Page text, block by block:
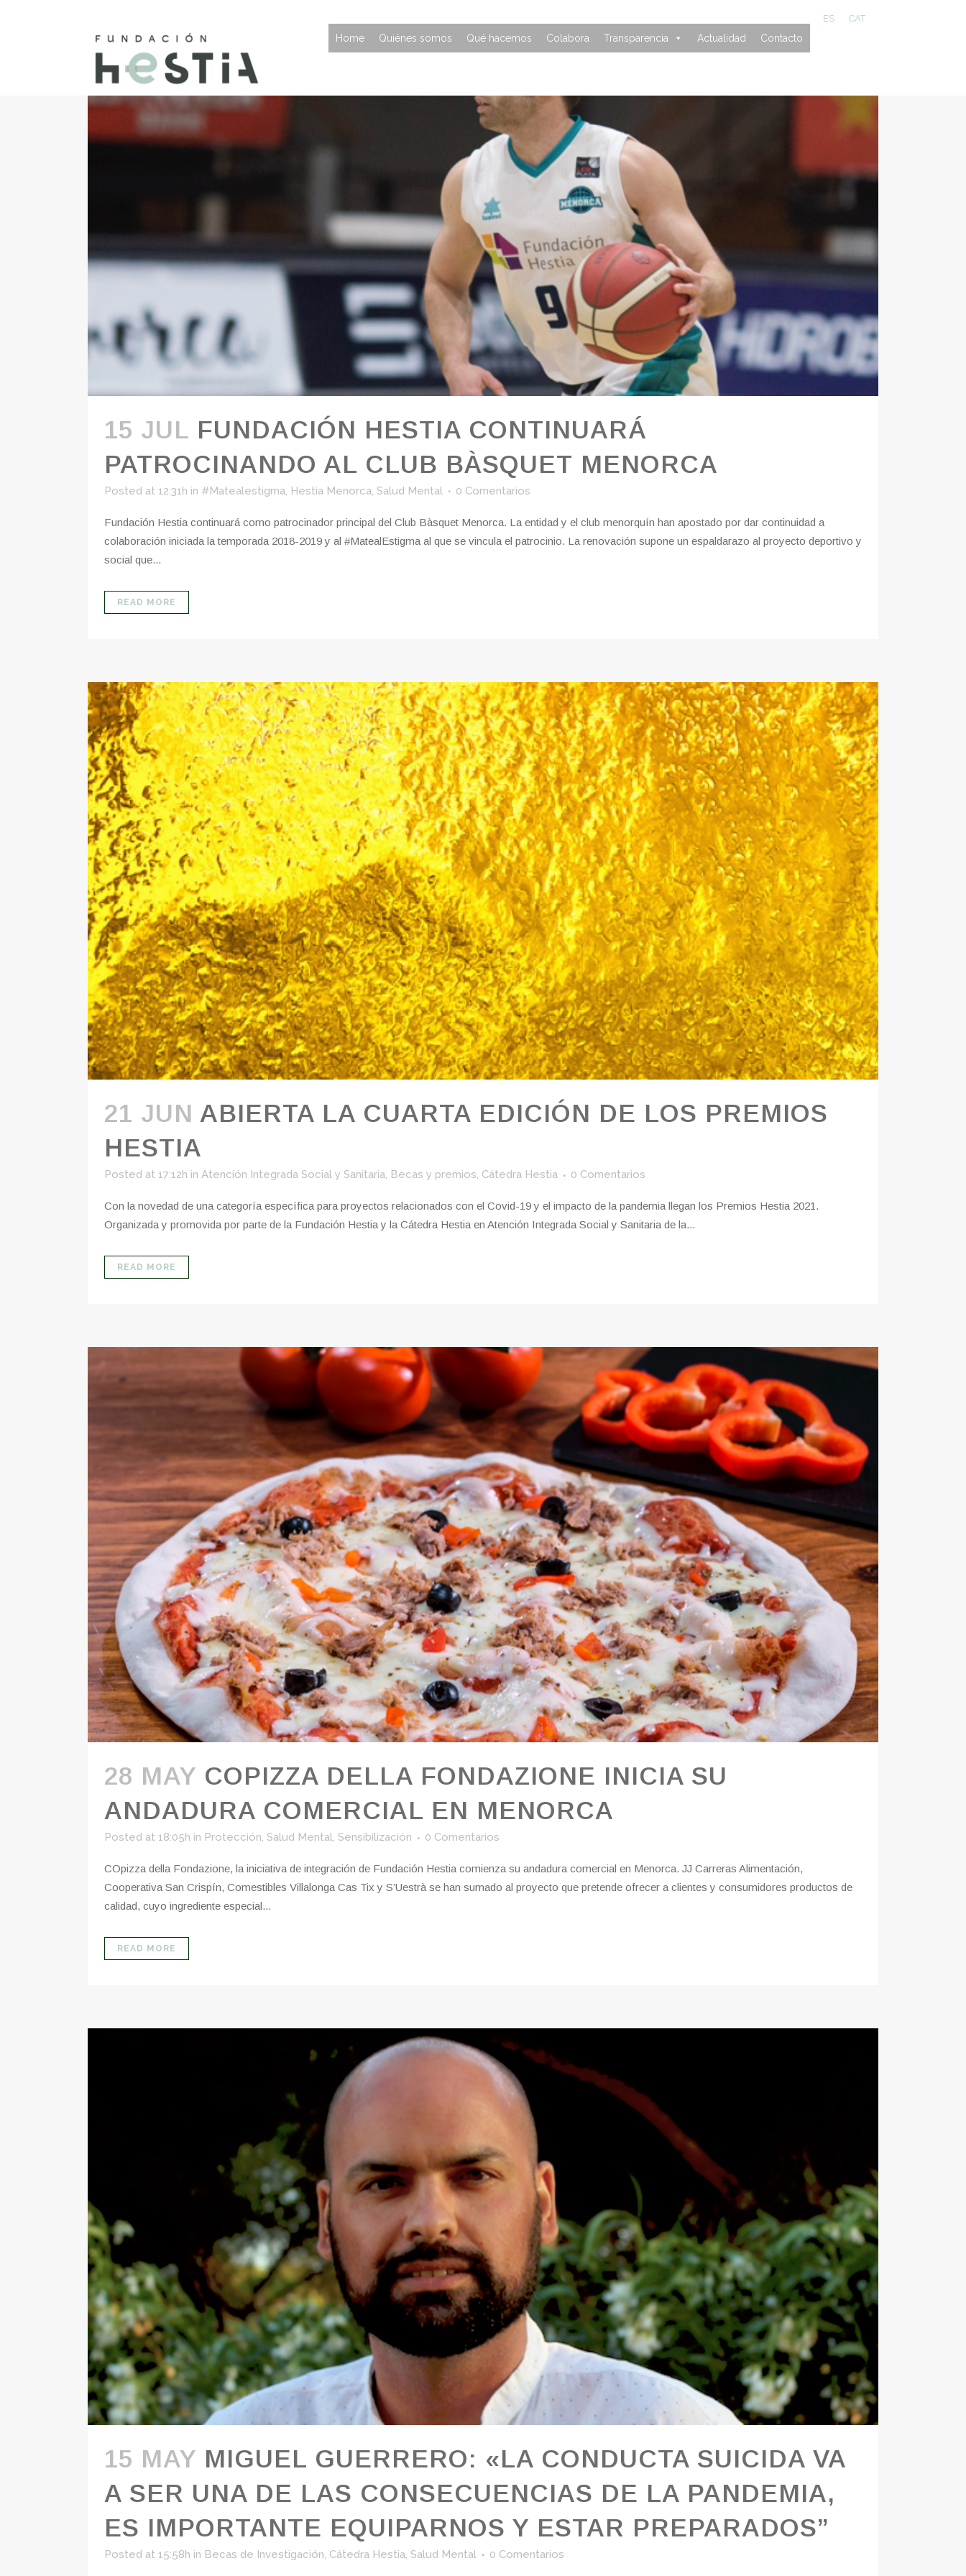
ES CAT
Home Quiénes somos Qué hacemos Colabora Transparencia Actualidad Contacto
15 JUL FUNDACIÓN HESTIA CONTINUARÁ
PATROCINANDO AL CLUB BÀSQUET MENORCA
Posted at 12:31h in #Matealestigma, Hestia Menorca, Salud Mental 0 Comentarios
Fundación Hestia continuará como patrocinador principal del Club Bàsquet Menorca. La entidad y el club menorquín han apostado por dar continuidad a
colaboración iniciada la temporada 2018-2019 y al #MatealEstigma al que se vincula el patrocinio. La renovación supone un espaldarazo al proyecto deportivo y
social que...
READ MORE
21 JUN ABIERTA LA CUARTA EDICIÓN DE LOS PREMIOS
HESTIA
Posted at 17:12h in Atención Integrada Social y Sanitaria, Becas y premios, Cátedra Hestia 0 Comentarios
Con la novedad de una categoría específica para proyectos relacionados con el Covid-19 y el impacto de la pandemia llegan los Premios Hestia 2021.
Organizada y promovida por parte de la Fundación Hestia y la Cátedra Hestia en Atención Integrada Social y Sanitaria de la...
READ MORE
28 MAY COPIZZA DELLA FONDAZIONE INICIA SU
ANDADURA COMERCIAL EN MENORCA
Posted at 18:05h in Protección, Salud Mental, Sensibilización 0 Comentarios
COpizza della Fondazione, la iniciativa de integración de Fundación Hestia comienza su andadura comercial en Menorca. JJ Carreras Alimentación,
Cooperativa San Crispín, Comestibles Villalonga Cas Tix y S’Uestrà se han sumado al proyecto que pretende ofrecer a clientes y consumidores productos de
calidad, cuyo ingrediente especial...
READ MORE
15 MAY MIGUEL GUERRERO: «LA CONDUCTA SUICIDA VA
A SER UNA DE LAS CONSECUENCIAS DE LA PANDEMIA,
ES IMPORTANTE EQUIPARNOS Y ESTAR PREPARADOS”
Posted at 15:58h in Becas de Investigación Cátedra Hestia Salud Mental 0 Comentarios